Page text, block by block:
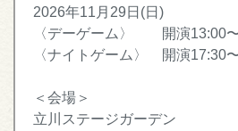
2026年11月29日(日)
〈デーゲーム〉 開演13:00
〈ナイトゲーム〉 開演17:30
＜会場＞
立川ステージガーデン